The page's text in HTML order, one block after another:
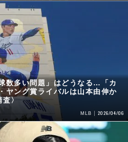
数多い問題」はどうなる…「カ
ヤング賞ライバルは山本由伸か
査〉
MLB 2026/04/06